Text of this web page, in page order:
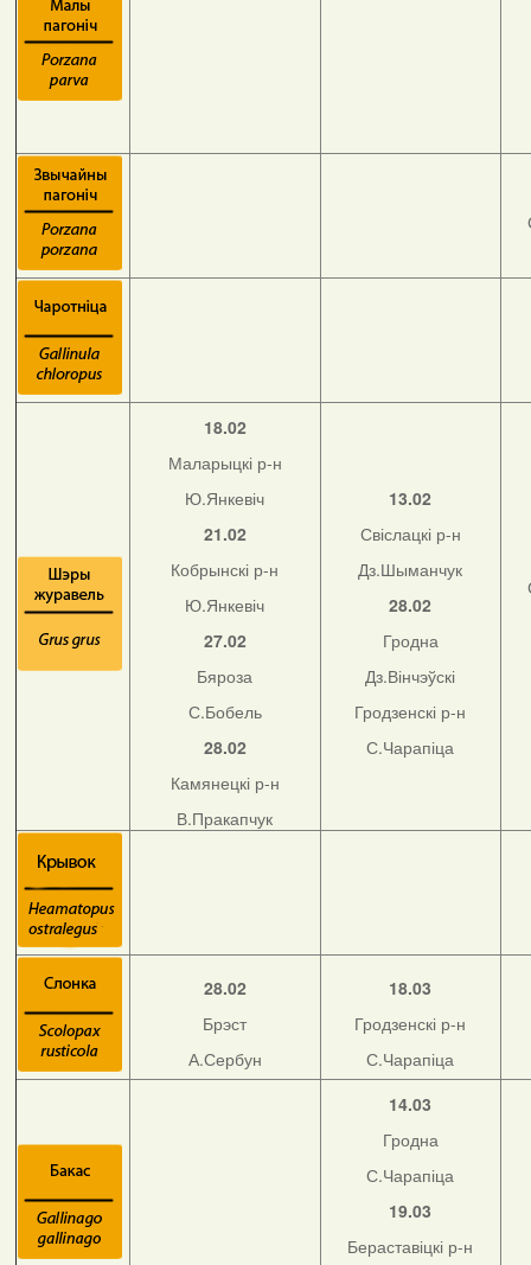
18.02
Маларыцкі р-н
Ю.Янкевіч
21.02
Кобрынскі р-н
Ю.Янкевіч
27.02
Бяроза
С.Бобель
28.02
Камянецкі р-н
В.Пракапчук
13.02
Свіслацкі р-н
Дз.Шыманчук
28.02
Гродна
Дз.Вінчэўскі
Гродзенскі р-н
С.Чарапіца
28.02
Брэст
А.Сербун
18.03
Гродзенскі р-н
С.Чарапіца
14.03
Гродна
С.Чарапіца
19.03
Бераставіцкі р-н